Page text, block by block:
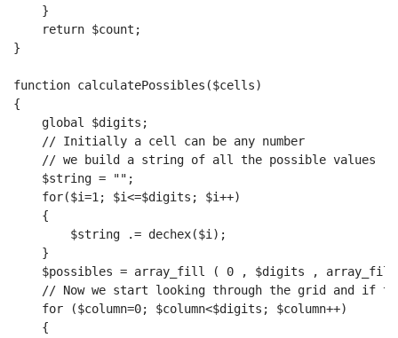
}
return $count;
}
function calculatePossibles($cells)
{
global $digits;
// Initially a cell can be any number
// we build a string of all the possible values
$string = "";
for($i=1; $i<=$digits; $i++)
{
$string .= dechex($i);
}
$possibles = array_fill ( 0 , $digits ,
// Now we start looking through the grid and if
for ($column=0; $column<$digits; $column++)
{